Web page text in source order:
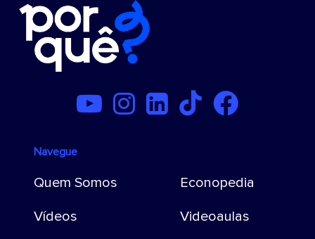
Navegue
Quem Somos
Vídeos
Econopedia
Videoaulas